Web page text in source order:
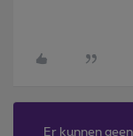
Er kunnen